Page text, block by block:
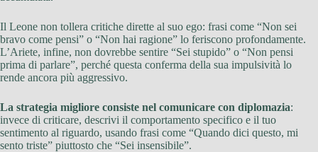
Il Leone non tollera critiche dirette al suo ego: frasi come “Non sei
bravo come pensi” o “Non hai ragione” lo feriscono profondamente.
L’Ariete, infine, non dovrebbe sentire “Sei stupido” o “Non pensi
prima di parlare”, perché questa conferma della sua impulsività lo
rende ancora più aggressivo.
La strategia migliore consiste nel comunicare con diplomazia:
invece di criticare, descrivi il comportamento specifico e il tuo
sentimento al riguardo, usando frasi come “Quando dici questo, mi
sento triste” piuttosto che “Sei insensibile”.